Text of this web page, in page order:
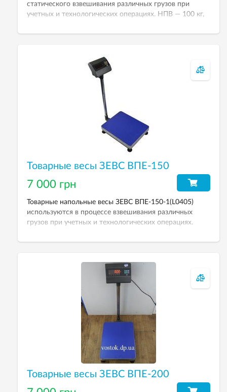
статического взвешивания различных грузов при
учетных и технологических операциях. НПВ — 100 кг,
мм. Весовой терминал А12L.
Товарные весы ЗЕВС ВПЕ-150
7 000 грн
Товарные напольные весы ЗЕВС ВПЕ-150-1(L0405)
используются в процессе взвешивания различных
грузов при учетных и технологических операциях.
дискретность — 50 г. Размер платформы — 400хк500
Товарные весы ЗЕВС ВПЕ-200